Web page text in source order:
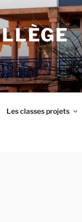
Les classes projets